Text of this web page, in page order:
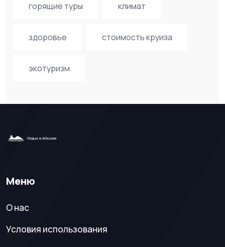
горящие туры климат
здоровье стоимость круиза
экотуризм
Меню
О нас
Условия использования